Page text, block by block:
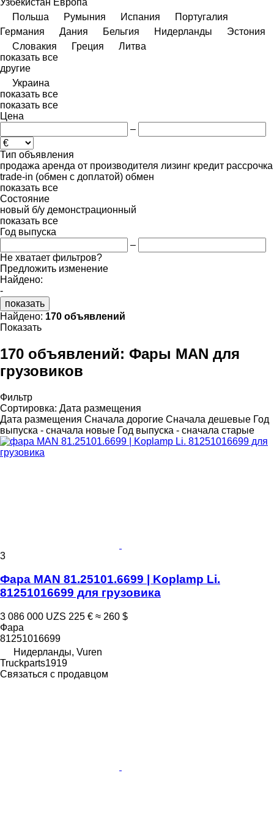
Польша
Румыния Испания
Португалия
Германия
Дания Бельгия Нидерланды
Эстония
Словакия
Греция
Литва
показать все
другие
Украина
показать все
показать все
Цена
–
Тип объявления
продажа аренда от производителя лизинг кредит рассрочка
trade-in (обмен с доплатой) обмен
показать все
Состояние
новый б/у демонстрационный
показать все
Год выпуска
–
Не хватает фильтров?
Предложить изменение
Найдено:
-
показать
Найдено: 170 объявлений
Показать
170 объявлений: Фары MAN для
грузовиков
Фильтр
Сортировка: Дата размещения
Дата размещения Сначала дорогие Сначала дешевые Год
выпуска - сначала новые Год выпуска - сначала старые
3
Фара MAN 81.25101.6699 | Koplamp Li.
81251016699 для грузовика
3 086 000 UZS 225 € ≈ 260 $
Фара
81251016699
Нидерланды, Vuren
Truckparts1919
Связаться с продавцом